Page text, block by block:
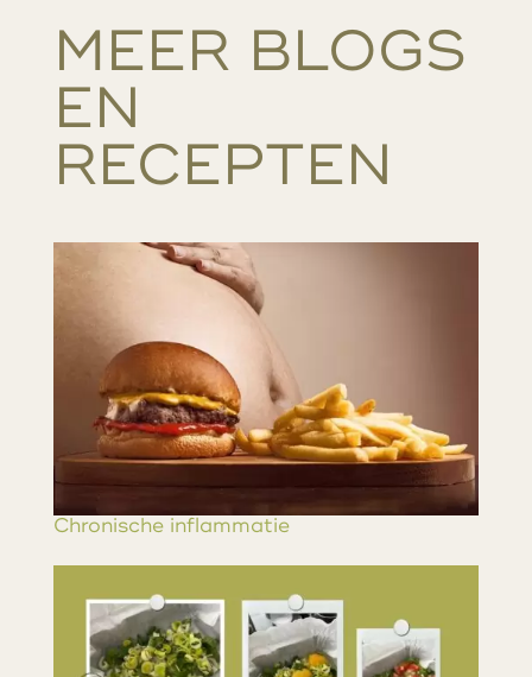
MEER BLOGS
EN
RECEPTEN…
Chronische inflammatie